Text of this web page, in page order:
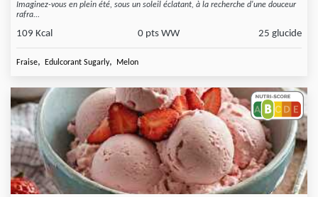
Imaginez-vous en plein été, sous un soleil éclatant, à la recherche d'une douceur
rafra...
109 Kcal 0 pts WW 25 glucide
Fraise, Edulcorant Sugarly, Melon